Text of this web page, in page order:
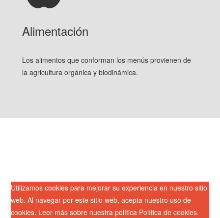
Alimentación
Los alimentos que conforman los menús provienen de
la agricultura orgánica y biodinámica.
Utilizamos cookies para mejorar su experiencia en nuestro sitio
web. Al navegar por este sitio web, acepta nuestro uso de
cookies. Leer más sobre nuestra política Política de cookies.